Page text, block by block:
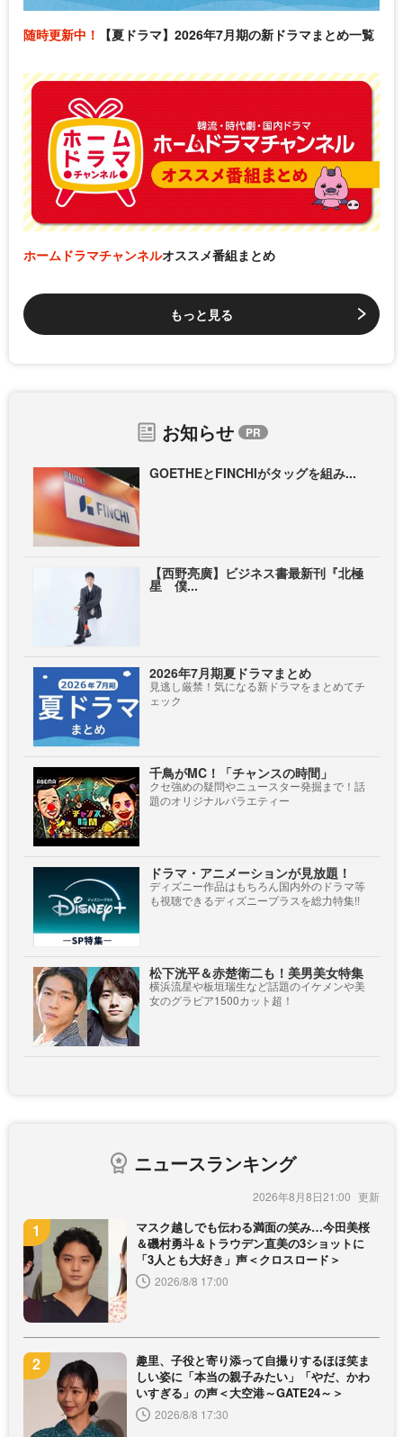
随時更新中！ 【夏ドラマ】2026年7月期の新ドラマまとめ一覧
ホームドラマチャンネルオススメ番組まとめ
もっと見る
お知らせ
GOETHEとFINCHIがタッグを組み...
【西野亮廣】ビジネス書最新刊『北極
星 僕...
2026年7月期夏ドラマまとめ
見逃し厳禁！気になる新ドラマをまとめてチ
ェック
千鳥がMC！「チャンスの時間」
クセ強めの疑問やニュースター発掘まで！話
題のオリジナルバラエティー
ドラマ・アニメーションが見放題！
ディズニー作品はもちろん国内外のドラマ等
も視聴できるディズニープラスを総力特集!!
松下洸平＆赤楚衛二も！美男美女特集
横浜流星や板垣瑞生など話題のイケメンや美
女のグラビア1500カット超！
ニュースランキング
2026年8月8日21:00
マスク越しでも伝わる満面の笑み…今田美桜
＆磯村勇斗＆トラウデン直美の3ショットに
「3人とも大好き」声＜クロスロード＞
2026/8/8 17:00
趣里、子役と寄り添って自撮りするほほ笑ま
しい姿に「本当の親子みたい」「やだ、かわ
いすぎる」の声＜大空港～GATE24～＞
2026/8/8 17:30